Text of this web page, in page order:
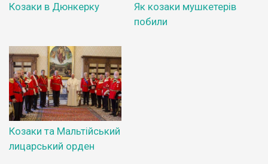
Козаки в Дюнкерку
Як козаки мушкетерів
побили
Козаки та Мальтійський
лицарський орден